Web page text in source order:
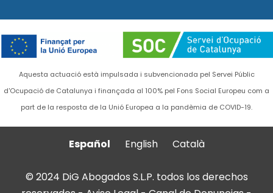
Aquesta actuació està impulsada i subvencionada pel Servei Públic
d'Ocupació de Catalunya i finançada al 100% pel Fons Social Europeu com a
part de la resposta de la Unió Europea a la pandèmia de COVID-19.
Español English Català
© 2024 DiG Abogados S.L.P. todos los derechos